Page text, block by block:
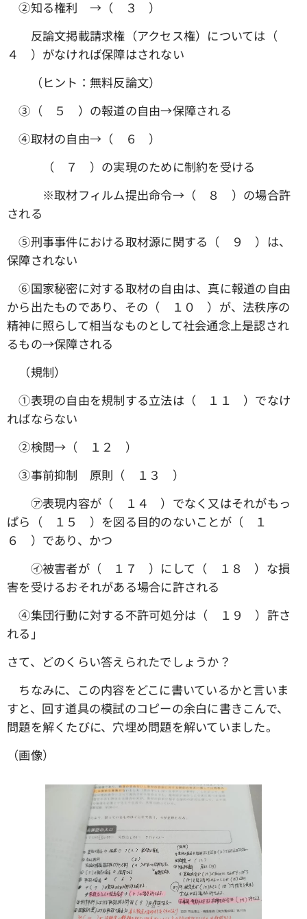
➁知る権利 →（ ３ ）
反論文掲載請求権（アクセス権）については（
４ ）がなければ保障はされない
（ヒント：無料反論文）
③（ ５ ）の報道の自由→保障される
④取材の自由→（ ６ ）
（ ７ ）の実現のために制約を受ける
※取材フィルム提出命令→（ ８ ）の場合許
される
➄刑事事件における取材源に関する（ ９ ）は、
保障されない
⑥国家秘密に対する取材の自由は、真に報道の自由
から出たものであり、その（ １０ ）が、法秩序の
精神に照らして相当なものとして社会通念上是認され
るもの→保障される
（規制）
①表現の自由を規制する立法は（ １１ ）でなけ
ればならない
➁検閲→（ １２ ）
③事前抑制 原則（ １３ ）
㋐表現内容が（ １４ ）でなく又はそれがもっ
ぱら（ １５ ）を図る目的のないことが（ １
６ ）であり、かつ
㋑被害者が（ １７ ）にして（ １８ ）な損
害を受けるおそれがある場合に許される
④集団行動に対する不許可処分は（ １９ ）許さ
れる」
さて、どのくらい答えられたでしょうか？
ちなみに、この内容をどこに書いているかと言いま
すと、回す道具の模試のコピーの余白に書きこんで、
問題を解くたびに、穴埋め問題を解いていました。
（画像）